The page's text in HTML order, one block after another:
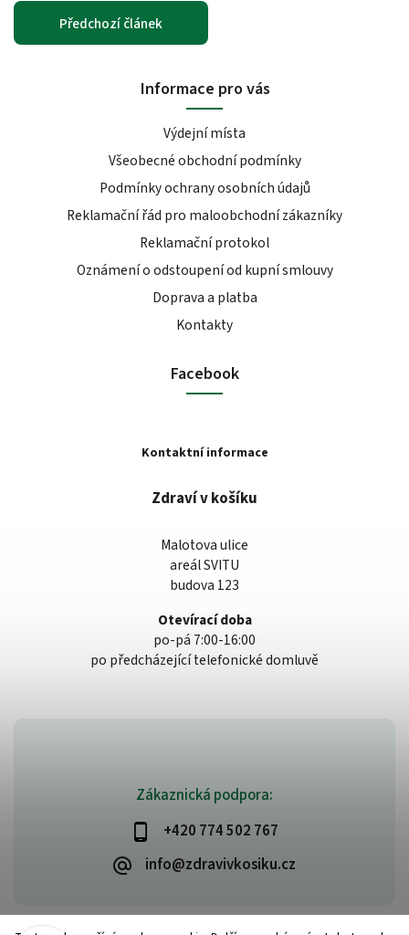
Předchozí článek
Zákaznická podpora:
+420 774 502 767
info@zdravivkosiku.cz
Informace pro vás
Výdejní místa
Všeobecné obchodní podmínky
Podmínky ochrany osobních údajů
Reklamační řád pro maloobchodní zákazníky
Reklamační protokol
Oznámení o odstoupení od kupní smlouvy
Doprava a platba
Kontakty
Facebook
Kontaktní informace
Zdraví v košíku
Malotova ulice
areál SVITU
budova 123
Otevírací doba
po-pá 7:00-16:00
po předcházející telefonické domluvě